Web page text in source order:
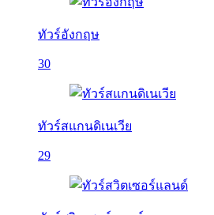
ทัวร์อังกฤษ
30
ทัวร์สแกนดิเนเวีย
29